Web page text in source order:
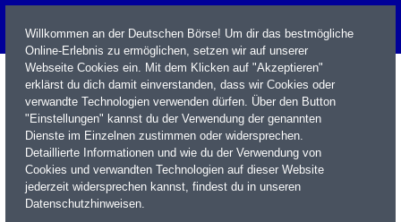
Name / WKN / ISIN / Kürzel
Willkommen an der Deutschen Börse! Um dir das bestmögliche
Online-Erlebnis zu ermöglichen, setzen wir auf unserer
Webseite Cookies ein. Mit dem Klicken auf "Akzeptieren"
erklärst du dich damit einverstanden, dass wir Cookies oder
verwandte Technologien verwenden dürfen. Über den Button
"Einstellungen" kannst du der Verwendung der genannten
Dienste im Einzelnen zustimmen oder widersprechen.
Detaillierte Informationen und wie du der Verwendung von
Cookies und verwandten Technologien auf dieser Website
jederzeit widersprechen kannst, findest du in unseren
Datenschutzhinweisen.